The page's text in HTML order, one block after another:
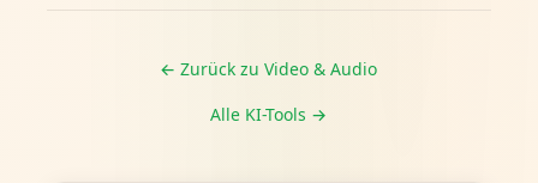
← Zurück zu Video & Audio
Alle KI-Tools →